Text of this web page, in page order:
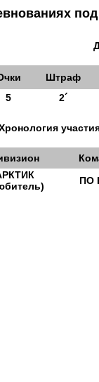
Штраф
5 2´
ПО